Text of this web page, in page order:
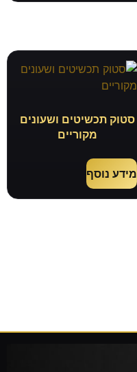
סטוק תכשיטים ושעונים
מקוריים
מידע נוסף